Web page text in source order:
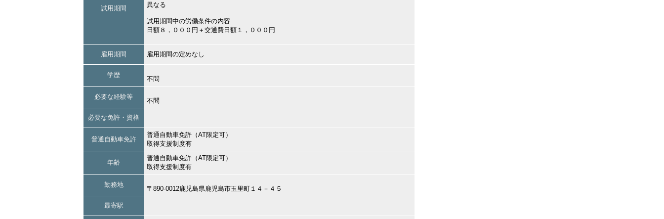
試用期間
異なる
試用期間中の労働条件の内容
日額８，０００円＋交通費日額１，０００円
雇用期間 雇用期間の定めなし
学歴
不問
必要な経験等
不問
必要な免許・資格
普通自動車免許
普通自動車免許（AT限定可）
取得支援制度有
年齢
普通自動車免許（AT限定可）
取得支援制度有
勤務地
〒890-0012鹿児島県鹿児島市玉里町１４－４５
最寄駅